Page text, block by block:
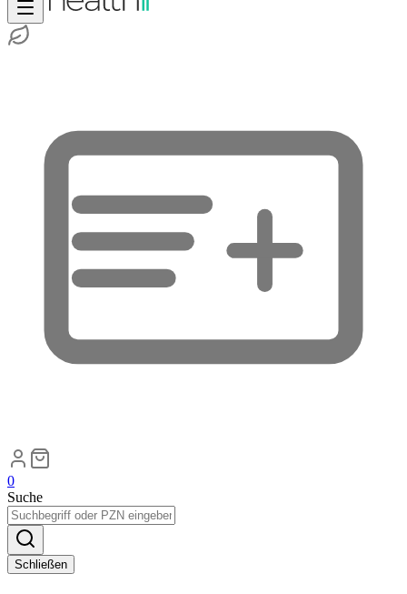
0
Suche
Schließen